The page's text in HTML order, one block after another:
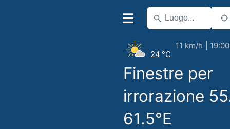
Finestre per
irrorazione
61.5°E
24 °C
11 km/h 19:00